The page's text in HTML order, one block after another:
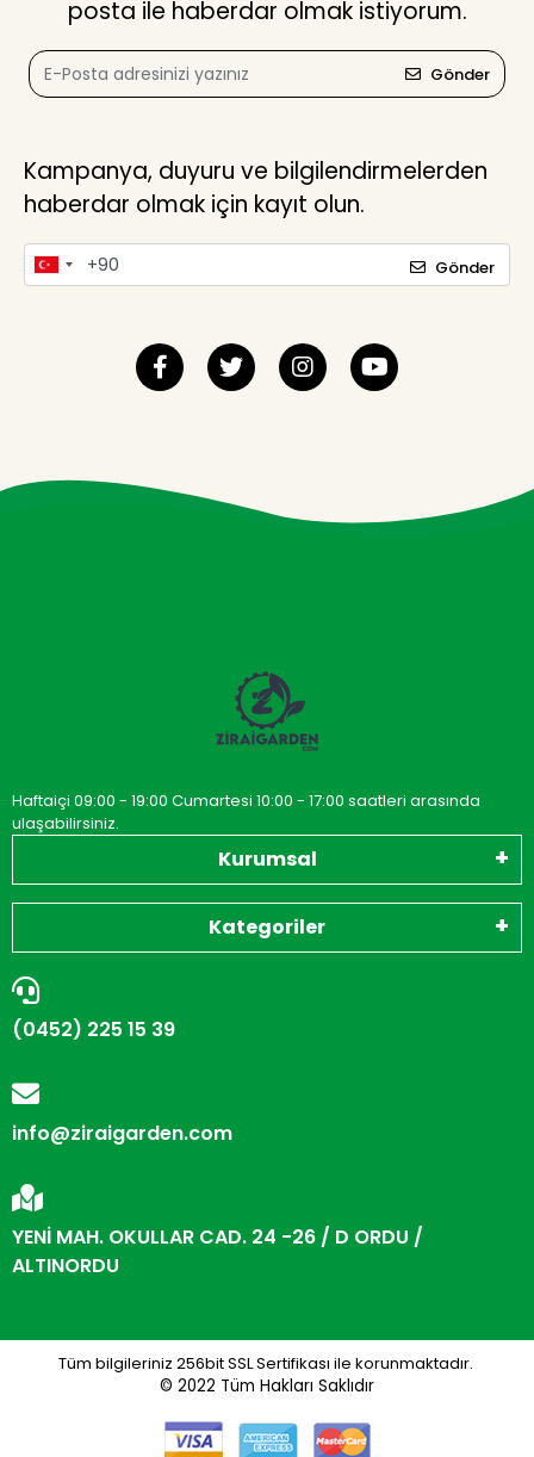
posta ile haberdar olmak istiyorum.
Gönder
Kampanya, duyuru ve bilgilendirmelerden
haberdar olmak için kayıt olun.
Gönder
Haftaiçi 09:00 - 19:00 Cumartesi 10:00 - 17:00 saatleri arasında
ulaşabilirsiniz.
Kurumsal
Kategoriler
(0452) 225 15 39
info@ziraigarden.com
YENİ MAH. OKULLAR CAD. 24 -26 / D ORDU /
ALTINORDU
Tüm bilgileriniz 256bit SSL Sertifikası ile korunmaktadır.
© 2022 Tüm Hakları Saklıdır